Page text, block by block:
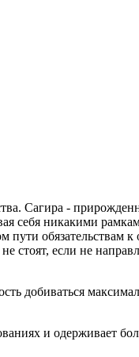
Сагира -
себя никакими
пути обязательствам
стоят, если не
и одерживает